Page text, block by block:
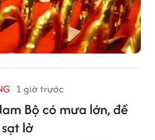
1 giờ trước
Bộ có mưa lớn, đề
lở